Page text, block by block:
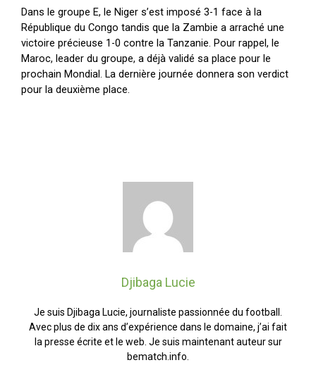
Dans le groupe E, le Niger s’est imposé 3-1 face à la
République du Congo tandis que la Zambie a arraché une
victoire précieuse 1-0 contre la Tanzanie. Pour rappel, le
Maroc, leader du groupe, a déjà validé sa place pour le
prochain Mondial. La dernière journée donnera son verdict
pour la deuxième place.
Djibaga Lucie
Je suis Djibaga Lucie, journaliste passionnée du football.
Avec plus de dix ans d’expérience dans le domaine, j’ai fait
la presse écrite et le web. Je suis maintenant auteur sur
bematch.info.